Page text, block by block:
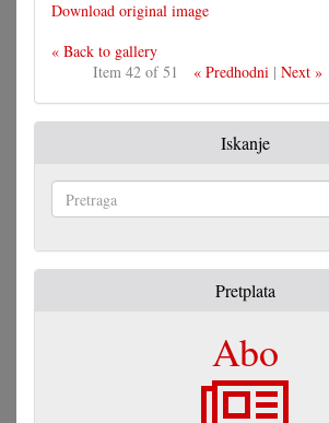
Download original image
« Back to gallery
Item 42 of 51
« Predhodni| Next »
Iskanje
Pretplata
Abo